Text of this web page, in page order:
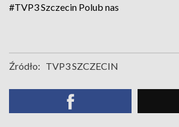
#TVP3 Szczecin Polub nas
Źródło: TVP3 SZCZECIN